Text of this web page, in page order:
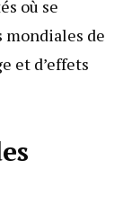
où se
mondiales de
et d’effets